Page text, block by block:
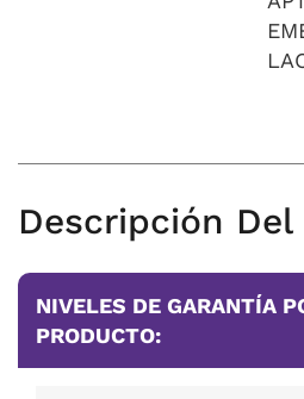
Descripción
NIVELES DE GARANTÍA
PRODUCTO: